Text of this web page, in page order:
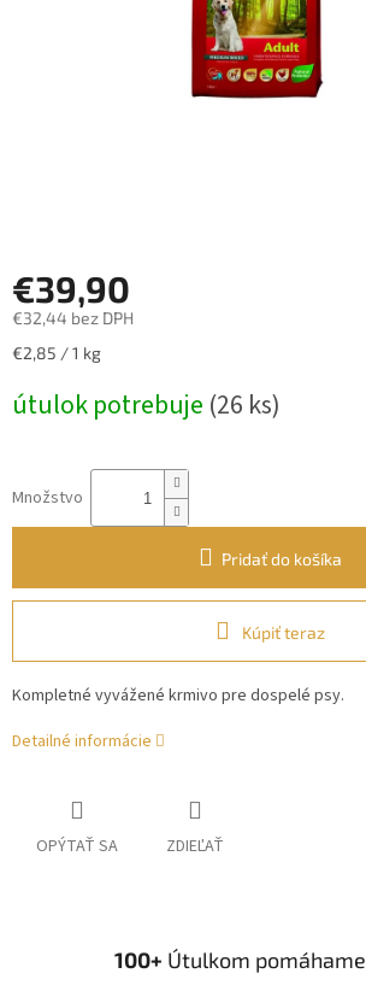
€39,90
€32,44 bez DPH
Jednotková
€2,85 / 1 kg
útulok potrebuje (26 ks)
Množstvo
Pridať do košíka
Kúpiť teraz
Kompletné vyvážené krmivo pre dospelé psy.
Detailné informácie
OPÝTAŤ SA ZDIEĽAŤ
100+ Útulkom pomáhame